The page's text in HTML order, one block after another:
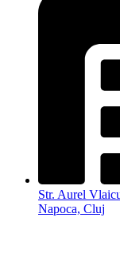
Str. Aurel
Napoca, Cluj